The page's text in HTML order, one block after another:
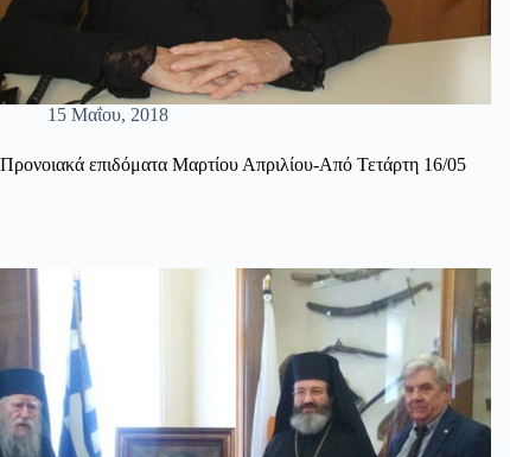
15 Μαΐου, 2018
Προνοιακά επιδόματα Μαρτίου Απριλίου-Από Τετάρτη 16/05